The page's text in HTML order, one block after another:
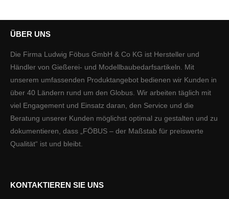
ÜBER UNS
Die Firma Ludwig Föbus GmbH & Co KG ist Hersteller und
Händler von Gießerei- und Modellbaubedarfsartikeln. Mit
unserem umfassenden Produktangebot bedienen wir Kunden in
über 40 Ländern rund um den Globus. Wir arbeiten täglich mit
viel Engagement und Einsatz daran, den Service und die
Beratung unserer Kunden möglichst optimal zu gestalten und zu
dokumentieren, dass „FÖBUS – der Maßstab für preiswerte
Qualität“ ist und bleibt.
KONTAKTIEREN SIE UNS